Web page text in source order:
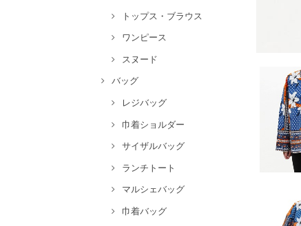
トップス・ブラウス
ワンピース
スヌード
バッグ
レジバッグ
巾着ショルダー
サイザルバッグ
ランチトート
マルシェバッグ
巾着バッグ